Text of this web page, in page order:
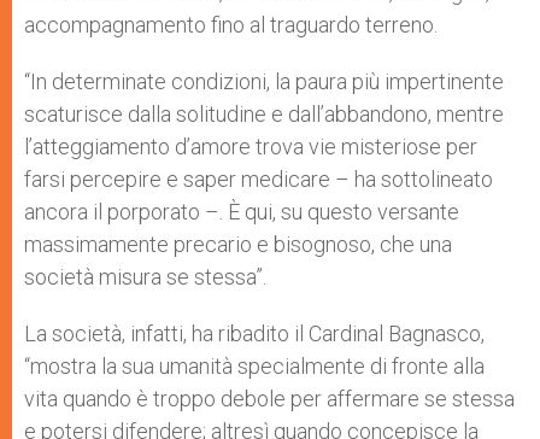
accompagnamento fino al traguardo terreno.
“In determinate condizioni, la paura più impertinente
scaturisce dalla solitudine e dall’abbandono, mentre
l’atteggiamento d’amore trova vie misteriose per
farsi percepire e saper medicare – ha sottolineato
ancora il porporato –. È qui, su questo versante
massimamente precario e bisognoso, che una
società misura se stessa”.
La società, infatti, ha ribadito il Cardinal Bagnasco,
“mostra la sua umanità specialmente di fronte alla
vita quando è troppo debole per affermare se stessa
e potersi difendere; altresì quando concepisce la